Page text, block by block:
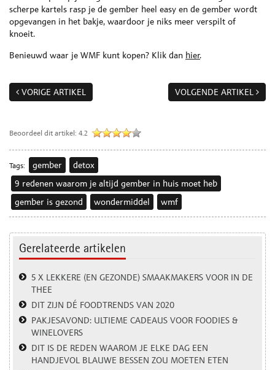
scherpe kartels rasp je de gember heel easy en de gember wordt
opgevangen in het bakje, waardoor je niks meer verspilt of
knoeit.
Benieuwd waar je WMF kunt kopen? Klik dan hier.
VORIGE ARTIKEL VOLGENDE ARTIKEL
Beoordeel dit artikel: 4.2
Tags: gember
detox
9 redenen waarom je altijd gember in huis moet heb
gember is gezond
wondermiddel wmf
Gerelateerde artikelen
5 X LEKKERE (EN GEZONDE) SMAAKMAKERS VOOR IN DE
THEE
DIT ZIJN DÉ FOODTRENDS VAN 2020
PAKJESAVOND: ULTIEME CADEAUS VOOR FOODIES &
WINELOVERS
DIT IS DE REDEN WAAROM JE ELKE DAG EEN
HANDJEVOL BLAUWE BESSEN ZOU MOETEN ETEN